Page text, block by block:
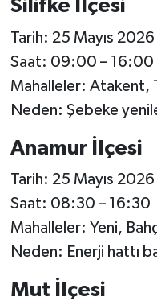
Silifke İlçesi
Tarih: 25 Mayıs 2026
Saat: 09:00 – 16:00
Mahalleler: Atakent,
Neden: Şebeke
Anamur İlçesi
Tarih: 25 Mayıs 2026
Saat: 08:30 – 16:30
Mahalleler: Yeni,
Neden: Enerji hattı
Mut İlçesi